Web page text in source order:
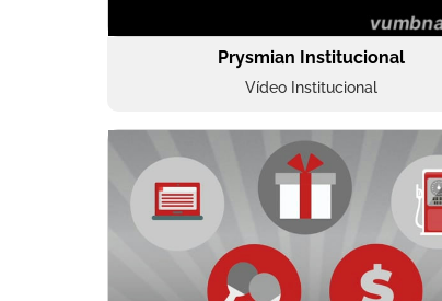
Prysmian Institucional
Vídeo Institucional